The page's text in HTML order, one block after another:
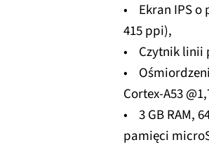
• Ekran IPS o
415 ppi),
• Czytnik linii
•
Cortex-A53
• 3 GB RAM,
pamięci